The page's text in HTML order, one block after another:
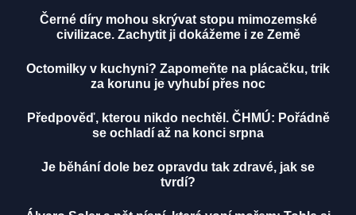
Černé díry mohou skrývat stopu mimozemské
civilizace. Zachytit ji dokážeme i ze Země
Octomilky v kuchyni? Zapomeňte na plácačku, trik
za korunu je vyhubí přes noc
Předpověď, kterou nikdo nechtěl. ČHMÚ: Pořádně
se ochladí až na konci srpna
Je běhání dole bez opravdu tak zdravé, jak se
tvrdí?